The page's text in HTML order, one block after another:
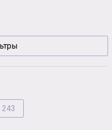
Зарядные устройства
243